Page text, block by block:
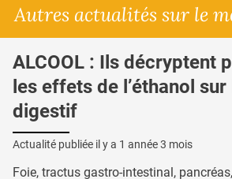
Autres actualités sur le
ALCOOL : Ils décryptent
les effets de l’éthanol
digestif
Actualité publiée il y a 1 année 3 mois
Foie, tractus gastro-intestinal,